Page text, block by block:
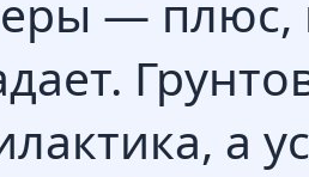
— плюс,
а